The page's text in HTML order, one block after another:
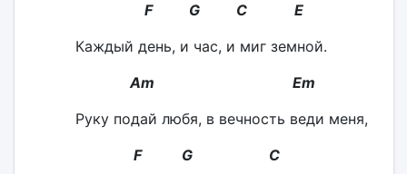
F G C E
Каждый день, и час, и миг земной.
Am Em
Руку подай любя, в вечность веди меня,
F G C